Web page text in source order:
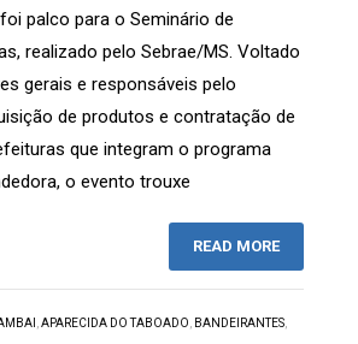
palco para o Seminário de
realizado pelo Sebrae/MS. Voltado
gerais e responsáveis pelo
de produtos e contratação de
que integram o programa
o evento trouxe
READ MORE
APARECIDA DO TABOADO BANDEIRANTES